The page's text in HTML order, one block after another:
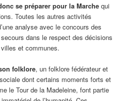
se préparer pour la Marche qui
Toutes les autres activités
analyse avec le concours des
dans le respect des décisions
et communes.
folklore, un folklore fédérateur et
dont certains moments forts et
le Tour de la Madeleine, font partie